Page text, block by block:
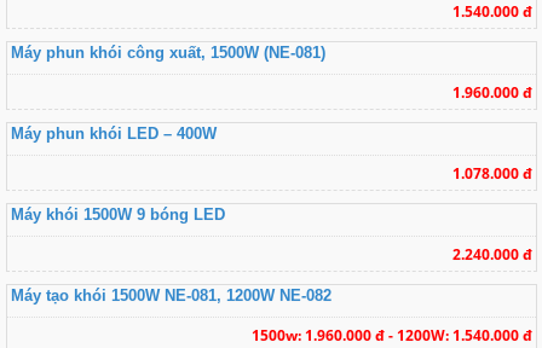
1.540.000 đ
Máy phun khói công xuất, 1500W (NE-081)
1.960.000 đ
Máy phun khói LED – 400W
1.078.000 đ
Máy khói 1500W 9 bóng LED
2.240.000 đ
Máy tạo khói 1500W NE-081, 1200W NE-082
1500w: 1.960.000 đ - 1200W: 1.540.000 đ